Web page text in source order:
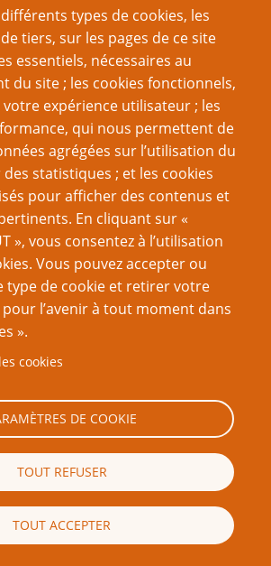
types de cookies, les
tiers, sur les pages de ce site
essentiels, nécessaires au
du site ; les cookies fonctionnels,
expérience utilisateur ; les
qui nous permettent de
agrégées sur l’utilisation du
des statistiques ; et les cookies
pour afficher des contenus et
En cliquant sur «
», vous consentez à l’utilisation
Vous pouvez accepter ou
type de cookie et retirer votre
l’avenir à tout moment dans
».
cookies
DE COOKIE
TOUT REFUSER
TOUT ACCEPTER
avec des néanderthaliens et
D&D; etThe Gardens Of Ynn– un
scénarios dans un jardin extra-
n’est pas riche, et apprécie les
compte Patreon
compte
de la fantasy étaient des
(la Mascarade)